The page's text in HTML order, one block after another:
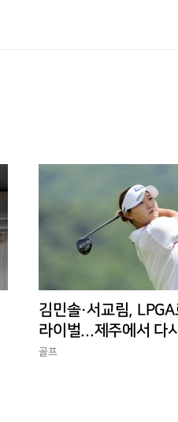
김민솔·서교림,
라이벌...제주에서 다
골프